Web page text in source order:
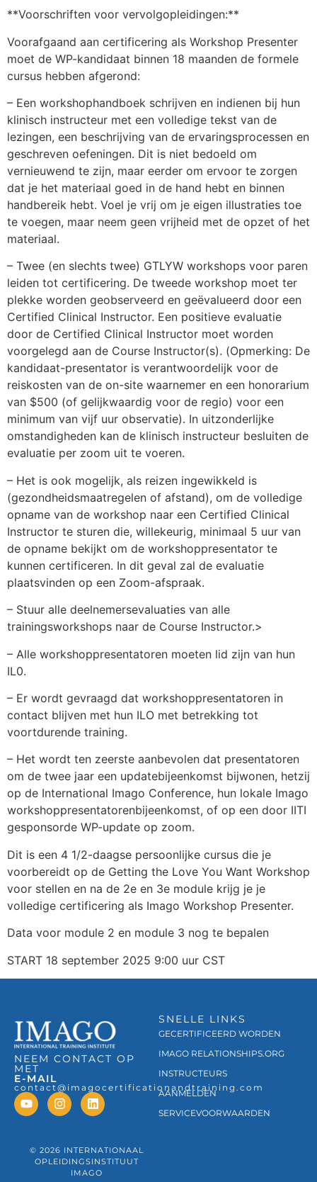
**Voorschriften voor vervolgopleidingen:**
Voorafgaand aan certificering als Workshop Presenter
moet de WP-kandidaat binnen 18 maanden de formele
cursus hebben afgerond:
– Een workshophandboek schrijven en indienen bij hun
klinisch instructeur met een volledige tekst van de
lezingen, een beschrijving van de ervaringsprocessen en
geschreven oefeningen. Dit is niet bedoeld om
vernieuwend te zijn, maar eerder om ervoor te zorgen
dat je het materiaal goed in de hand hebt en binnen
handbereik hebt. Voel je vrij om je eigen illustraties toe
te voegen, maar neem geen vrijheid met de opzet of het
materiaal.
– Twee (en slechts twee) GTLYW workshops voor paren
leiden tot certificering. De tweede workshop moet ter
plekke worden geobserveerd en geëvalueerd door een
Certified Clinical Instructor. Een positieve evaluatie
door de Certified Clinical Instructor moet worden
voorgelegd aan de Course Instructor(s). (Opmerking: De
kandidaat-presentator is verantwoordelijk voor de
reiskosten van de on-site waarnemer en een honorarium
van $500 (of gelijkwaardig voor de regio) voor een
minimum van vijf uur observatie). In uitzonderlijke
omstandigheden kan de klinisch instructeur besluiten de
evaluatie per zoom uit te voeren.
– Het is ook mogelijk, als reizen ingewikkeld is
(gezondheidsmaatregelen of afstand), om de volledige
opname van de workshop naar een Certified Clinical
Instructor te sturen die, willekeurig, minimaal 5 uur van
de opname bekijkt om de workshoppresentator te
kunnen certificeren. In dit geval zal de evaluatie
plaatsvinden op een Zoom-afspraak.
– Stuur alle deelnemersevaluaties van alle
trainingsworkshops naar de Course Instructor.>
– Alle workshoppresentatoren moeten lid zijn van hun
IL0.
– Er wordt gevraagd dat workshoppresentatoren in
contact blijven met hun ILO met betrekking tot
voortdurende training.
– Het wordt ten zeerste aanbevolen dat presentatoren
om de twee jaar een updatebijeenkomst bijwonen, hetzij
op de International Imago Conference, hun lokale Imago
workshoppresentatorenbijeenkomst, of op een door IITI
gesponsorde WP-update op zoom.
Dit is een 4 1/2-daagse persoonlijke cursus die je
voorbereidt op de Getting the Love You Want Workshop
voor stellen en na de 2e en 3e module krijg je je
volledige certificering als Imago Workshop Presenter.
Data voor module 2 en module 3 nog te bepalen
START 18 september 2025 9:00 uur CST
NEEM CONTACT OP
MET
E-MAIL
contact@imagocertificationandtraining.com
SNELLE LINKS
GECERTIFICEERD WORDEN
IMAGO RELATIONSHIPS.ORG
INSTRUCTEURS
AANMELDEN
SERVICEVOORWAARDEN
© 2026 INTERNATIONAAL
OPLEIDINGSINSTITUUT
IMAGO